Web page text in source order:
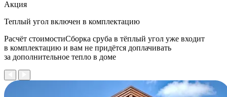
Акция
Теплый угол включен в комплектацию
Расчёт стоимостиСборка сруба в тёплый угол уже входит
в комплектацию и вам не придётся доплачивать
за дополнительное тепло в доме